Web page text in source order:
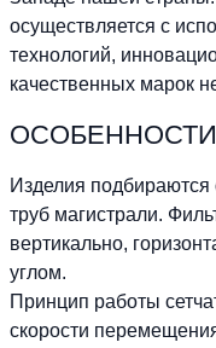
осуществляется с
технологий,
качественных марок
Изделия
труб магистрали.
вертикально,
углом.
Принцип работы
скорости